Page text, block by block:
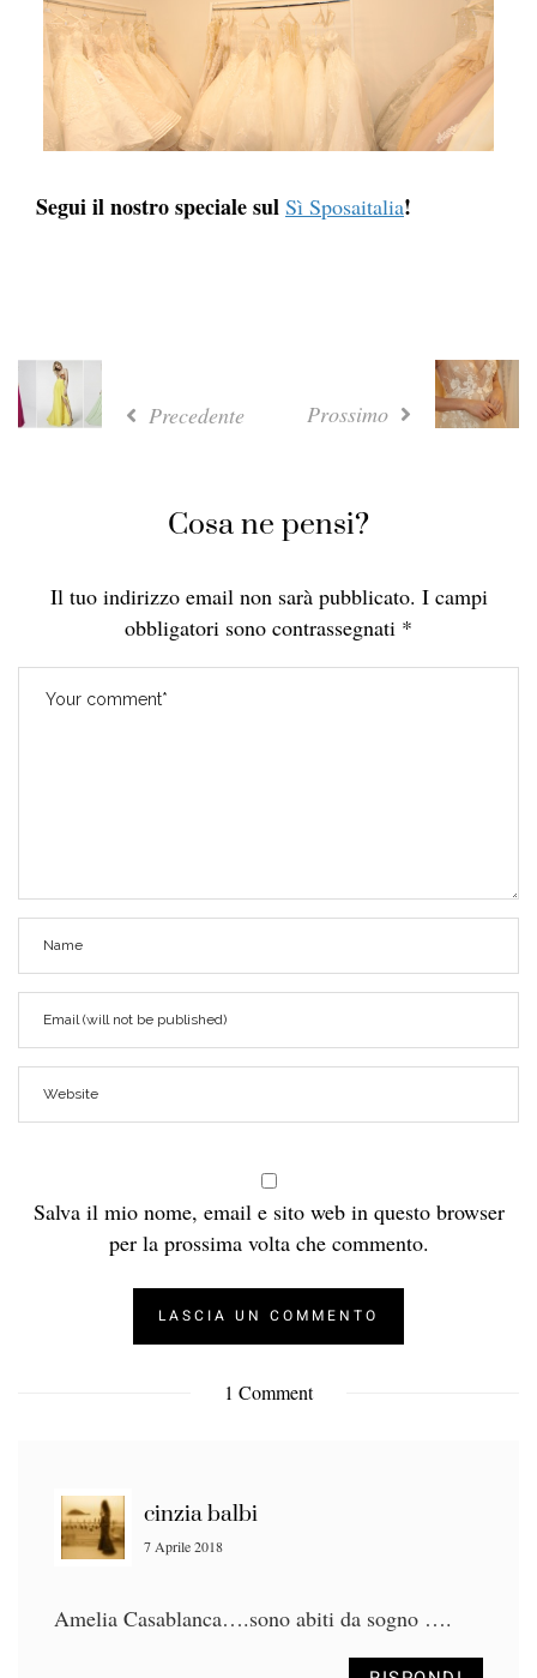
Segui il nostro speciale sul Sì Sposaitalia!
Precedente Prossimo
Cosa ne pensi?
Il tuo indirizzo email non sarà pubblicato. I campi
obbligatori sono contrassegnati *
Salva il mio nome, email e sito web in questo browser
per la prossima volta che commento.
1 Comment
cinzia balbi
7 Aprile 2018
Amelia Casablanca….sono abiti da sogno ….